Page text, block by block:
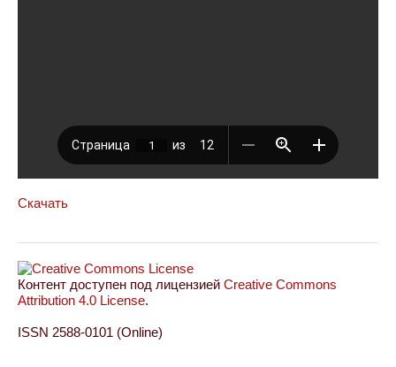
Скачать
Контент доступен под лицензией Creative Commons
Attribution 4.0 License.
ISSN 2588-0101 (Online)